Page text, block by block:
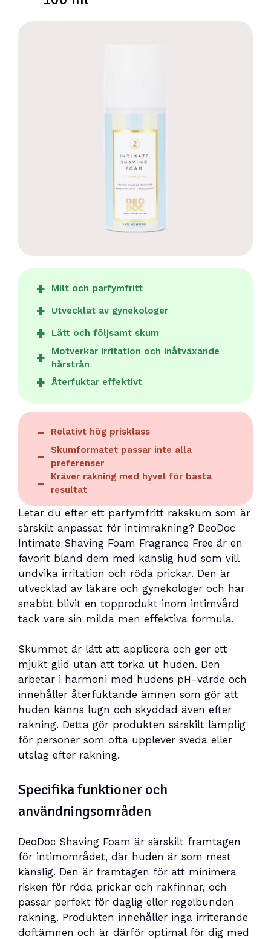
Milt och parfymfritt
Utvecklat av gynekologer
Lätt och följsamt skum
Motverkar irritation och inåtväxande
hårstrån
Återfuktar effektivt
Relativt hög prisklass
Skumformatet passar inte alla
preferenser
Kräver rakning med hyvel för bästa
resultat
Letar du efter ett parfymfritt rakskum som är
särskilt anpassat för intimrakning? DeoDoc
Intimate Shaving Foam Fragrance Free är en
favorit bland dem med känslig hud som vill
undvika irritation och röda prickar. Den är
utvecklad av läkare och gynekologer och har
snabbt blivit en topprodukt inom intimvård
tack vare sin milda men effektiva formula.
Skummet är lätt att applicera och ger ett
mjukt glid utan att torka ut huden. Den
arbetar i harmoni med hudens pH-värde och
innehåller återfuktande ämnen som gör att
huden känns lugn och skyddad även efter
rakning. Detta gör produkten särskilt lämplig
för personer som ofta upplever sveda eller
utslag efter rakning.
Specifika funktioner och
användningsområden
DeoDoc Shaving Foam är särskilt framtagen
för intimområdet, där huden är som mest
känslig. Den är framtagen för att minimera
risken för röda prickar och rakfinnar, och
passar perfekt för daglig eller regelbunden
rakning. Produkten innehåller inga irriterande
doftämnen och är därför optimal för dig med